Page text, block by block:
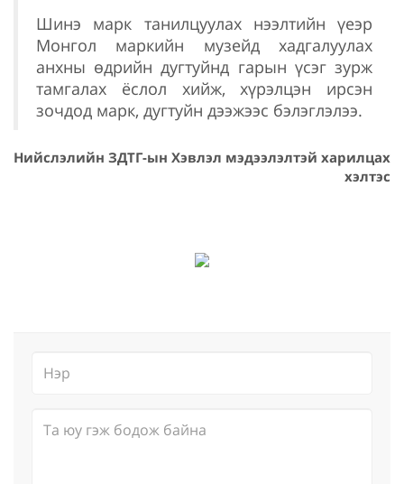
Шинэ марк танилцуулах нээлтийн үеэр
Монгол маркийн музейд хадгалуулах
анхны өдрийн дугтуйнд гарын үсэг зурж
тамгалах ёслол хийж, хүрэлцэн ирсэн
зочдод марк, дугтуйн дээжээс бэлэглэлээ.
Нийслэлийн ЗДТГ-ын Хэвлэл мэдээлэлтэй харилцах
хэлтэс